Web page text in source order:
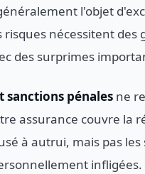
l'objet
risques nécessitent des
des surprimes
sanctions pénales ne
assurance couvre la
à autrui, mais pas les
infligées.